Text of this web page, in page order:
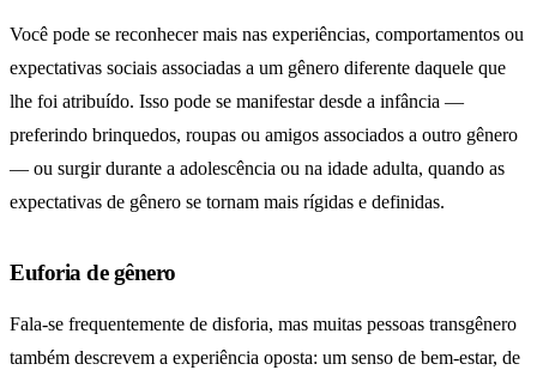
Você pode se reconhecer mais nas experiências, comportamentos ou
expectativas sociais associadas a um gênero diferente daquele que
lhe foi atribuído. Isso pode se manifestar desde a infância —
preferindo brinquedos, roupas ou amigos associados a outro gênero
— ou surgir durante a adolescência ou na idade adulta, quando as
expectativas de gênero se tornam mais rígidas e definidas.
Euforia de gênero
Fala-se frequentemente de disforia, mas muitas pessoas transgênero
também descrevem a experiência oposta: um senso de bem-estar, de